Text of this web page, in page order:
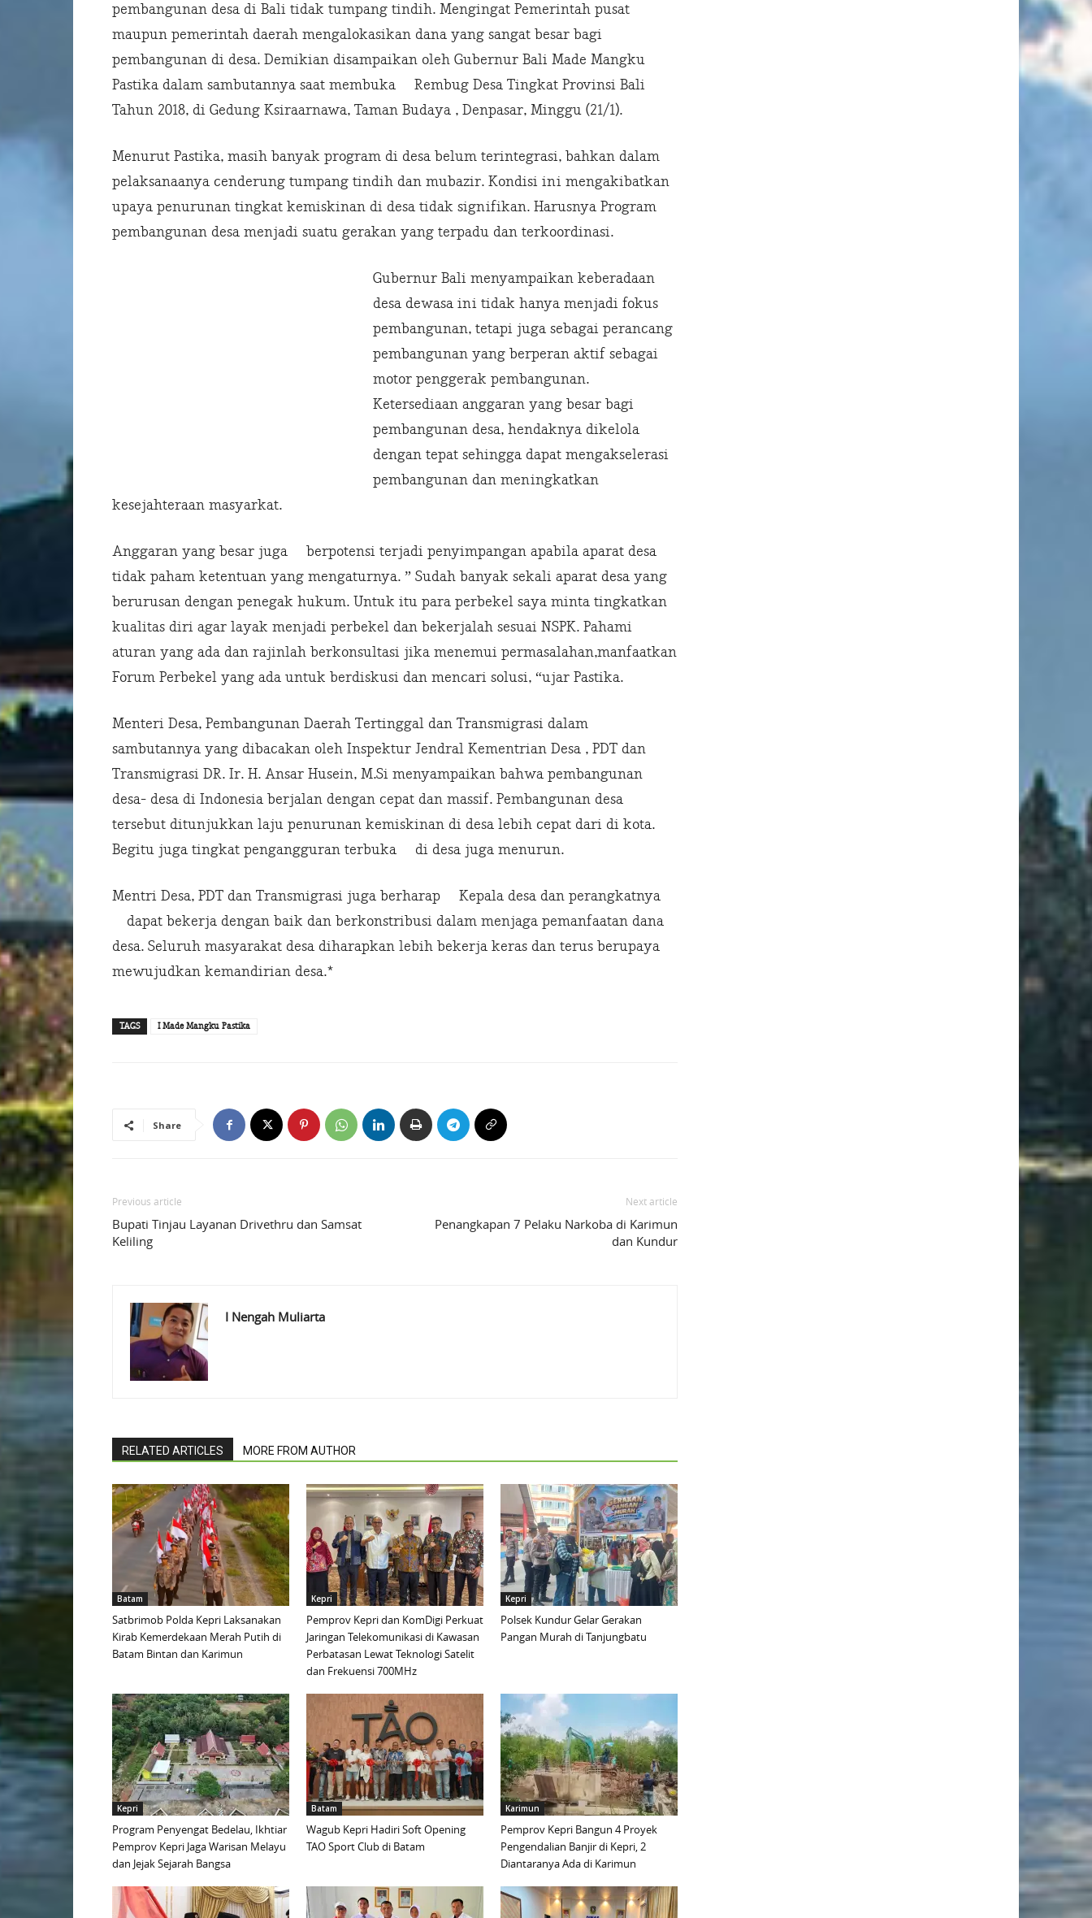
pembangunan desa di Bali tidak tumpang tindih. Mengingat Pemerintah pusat
maupun pemerintah daerah mengalokasikan dana yang sangat besar bagi
pembangunan di desa. Demikian disampaikan oleh Gubernur Bali Made Mangku
Pastika dalam sambutannya saat membuka Rembug Desa Tingkat Provinsi Bali
Tahun 2018, di Gedung Ksiraarnawa, Taman Budaya , Denpasar, Minggu (21/1).
Menurut Pastika, masih banyak program di desa belum terintegrasi, bahkan dalam
pelaksanaanya cenderung tumpang tindih dan mubazir. Kondisi ini mengakibatkan
upaya penurunan tingkat kemiskinan di desa tidak signifikan. Harusnya Program
pembangunan desa menjadi suatu gerakan yang terpadu dan terkoordinasi.
Gubernur Bali menyampaikan keberadaan
desa dewasa ini tidak hanya menjadi fokus
pembangunan, tetapi juga sebagai perancang
pembangunan yang berperan aktif sebagai
motor penggerak pembangunan.
Ketersediaan anggaran yang besar bagi
pembangunan desa, hendaknya dikelola
dengan tepat sehingga dapat mengakselerasi
pembangunan dan meningkatkan
kesejahteraan masyarkat.
Anggaran yang besar juga berpotensi terjadi penyimpangan apabila aparat desa
tidak paham ketentuan yang mengaturnya. ” Sudah banyak sekali aparat desa yang
berurusan dengan penegak hukum. Untuk itu para perbekel saya minta tingkatkan
kualitas diri agar layak menjadi perbekel dan bekerjalah sesuai NSPK. Pahami
aturan yang ada dan rajinlah berkonsultasi jika menemui permasalahan,manfaatkan
Forum Perbekel yang ada untuk berdiskusi dan mencari solusi, “ujar Pastika.
Menteri Desa, Pembangunan Daerah Tertinggal dan Transmigrasi dalam
sambutannya yang dibacakan oleh Inspektur Jendral Kementrian Desa , PDT dan
Transmigrasi DR. Ir. H. Ansar Husein, M.Si menyampaikan bahwa pembangunan
desa- desa di Indonesia berjalan dengan cepat dan massif. Pembangunan desa
tersebut ditunjukkan laju penurunan kemiskinan di desa lebih cepat dari di kota.
Begitu juga tingkat pengangguran terbuka di desa juga menurun.
Mentri Desa, PDT dan Transmigrasi juga berharap Kepala desa dan perangkatnya
dapat bekerja dengan baik dan berkonstribusi dalam menjaga pemanfaatan dana
desa. Seluruh masyarakat desa diharapkan lebih bekerja keras dan terus berupaya
mewujudkan kemandirian desa.*
TAGS I Made Mangku Pastika
Share
Previous article
Bupati Tinjau Layanan Drivethru dan Samsat
Keliling
Next article
Penangkapan 7 Pelaku Narkoba di Karimun
dan Kundur
I Nengah Muliarta
RELATED ARTICLES MORE FROM AUTHOR
Batam
Satbrimob Polda Kepri Laksanakan
Kirab Kemerdekaan Merah Putih di
Batam Bintan dan Karimun
Kepri
Pemprov Kepri dan KomDigi Perkuat
Jaringan Telekomunikasi di Kawasan
Perbatasan Lewat Teknologi Satelit
dan Frekuensi 700MHz
Kepri
Polsek Kundur Gelar Gerakan
Pangan Murah di Tanjungbatu
Kepri
Program Penyengat Bedelau, Ikhtiar
Pemprov Kepri Jaga Warisan Melayu
dan Jejak Sejarah Bangsa
Batam
Wagub Kepri Hadiri Soft Opening
TAO Sport Club di Batam
Karimun
Pemprov Kepri Bangun 4 Proyek
Pengendalian Banjir di Kepri, 2
Diantaranya Ada di Karimun